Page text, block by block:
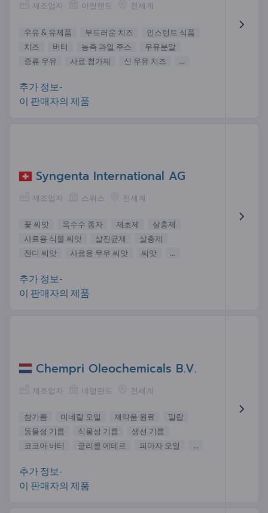
제조업자 아일랜드 전세계
우유 & 유제품 부드러운 치즈
인스턴트 식품
치즈
버터 농축 과일 주스
우유분말
증류 우유
사료 첨가제 신 우유 치즈 ...
추가 정보-
이 판매자의 제품
Syngenta International AG
제조업자 스위스 전세계
꽃 씨앗 옥수수 종자 제초제
살충제
사료용 식물 씨앗
살진균제
살충제
잔디 씨앗
사료용 무우 씨앗 씨앗 ...
추가 정보-
이 판매자의 제품
Chempri Oleochemicals B.V.
제조업자 네덜란드 전세계
참기름 미네랄 오일 제약품 원료
밀랍
동물성 기름
식물성 기름
생선 기름
코코아 버터
글리콜 에테르 피마자 오일 ...
추가 정보-
이 판매자의 제품